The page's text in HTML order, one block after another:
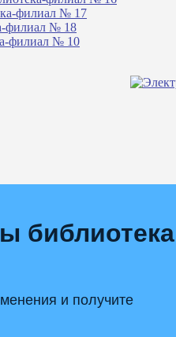
филиал № 17
филиал № 18
филиал № 10
и получите